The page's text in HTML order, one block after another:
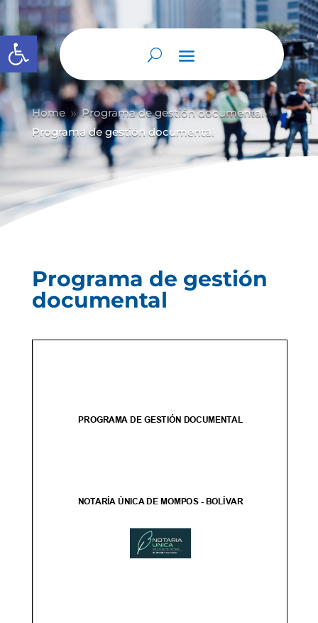
Abrir barra de herramientas
Home 9 Programa de gestión documental 9
Programa de gestión documental
Programa de gestión
documental